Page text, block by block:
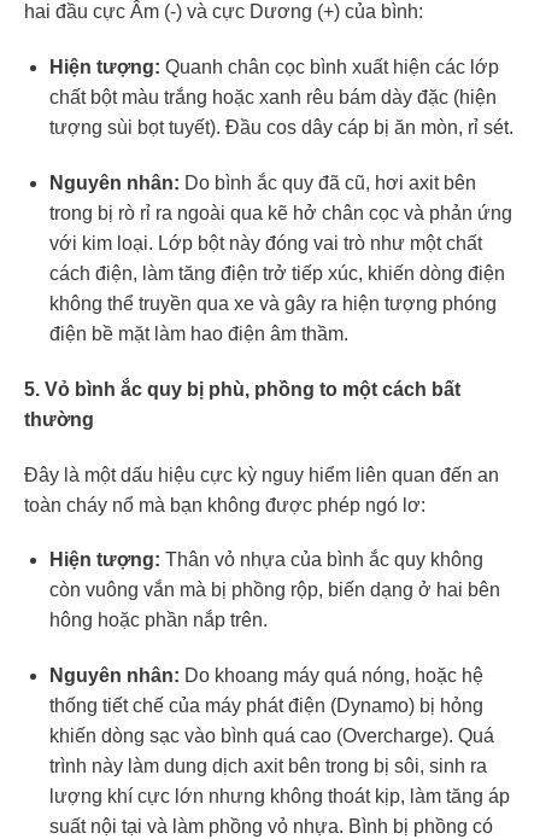
hai đầu cực Âm (-) và cực Dương (+) của bình:
Hiện tượng: Quanh chân cọc bình xuất hiện các lớp
chất bột màu trắng hoặc xanh rêu bám dày đặc (hiện
tượng sùi bọt tuyết). Đầu cos dây cáp bị ăn mòn, rỉ sét.
Nguyên nhân: Do bình ắc quy đã cũ, hơi axit bên
trong bị rò rỉ ra ngoài qua kẽ hở chân cọc và phản ứng
với kim loại. Lớp bột này đóng vai trò như một chất
cách điện, làm tăng điện trở tiếp xúc, khiến dòng điện
không thể truyền qua xe và gây ra hiện tượng phóng
điện bề mặt làm hao điện âm thầm.
5. Vỏ bình ắc quy bị phù, phồng to một cách bất
thường
Đây là một dấu hiệu cực kỳ nguy hiểm liên quan đến an
toàn cháy nổ mà bạn không được phép ngó lơ:
Hiện tượng: Thân vỏ nhựa của bình ắc quy không
còn vuông vắn mà bị phồng rộp, biến dạng ở hai bên
hông hoặc phần nắp trên.
Nguyên nhân: Do khoang máy quá nóng, hoặc hệ
thống tiết chế của máy phát điện (Dynamo) bị hỏng
khiến dòng sạc vào bình quá cao (Overcharge). Quá
trình này làm dung dịch axit bên trong bị sôi, sinh ra
lượng khí cực lớn nhưng không thoát kịp, làm tăng áp
suất nội tại và làm phồng vỏ nhựa. Bình bị phồng có